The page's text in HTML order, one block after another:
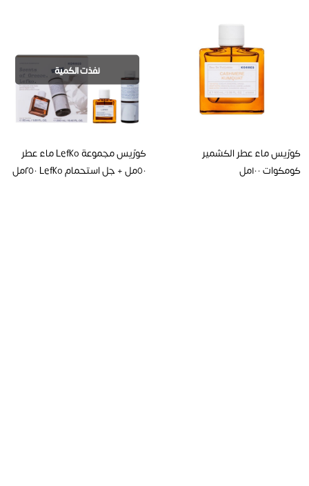
كورّيس ماء عطر الكشمير
كومكوات ١٠٠مل
نفذت الكمية
كورّيس مجموعة Lefko ماء عطر
٥٠مل + جل استحمام Lefko ٢٥٠مل